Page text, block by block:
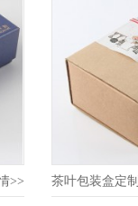
>> 茶叶包装盒定制